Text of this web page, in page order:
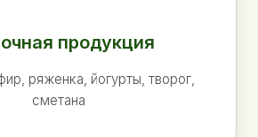
продукция
ряженка, йогурты, творог,
сметана